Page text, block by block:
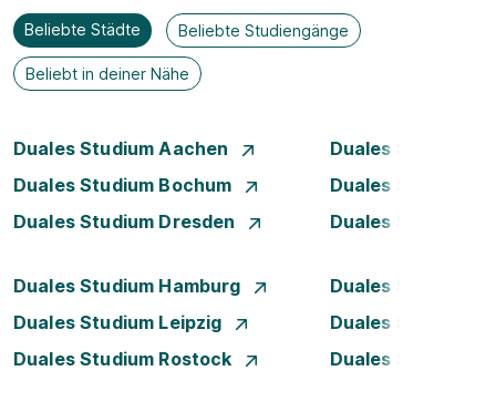
Beliebte Städte Beliebte Studiengänge
Beliebt in deiner Nähe
Duales Studium Aachen
Duales Studium
Duales Studium Bochum
Duales Studium
Duales Studium Dresden
Duales Studium
Duales Studium Hamburg
Duales Studium
Duales Studium Leipzig
Duales Studium
Duales Studium Rostock
Duales Studium